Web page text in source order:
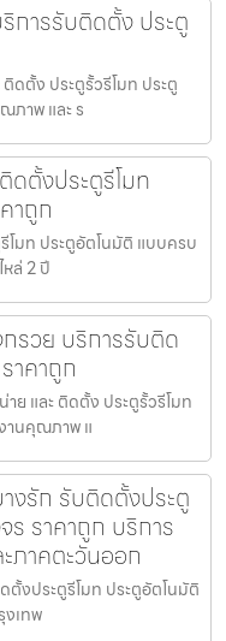
การรับติดตั้ง ประตู
ดตั้ง ประตูรั้วรีโมท ประตู
ภาพ และ ร
ตั้งประตูรีโมท
าถูก
มท ประตูอัตโนมัติ แบบครบ
ล่ 2 ปี
รวย บริการรับติด
าคาถูก
ย และ ติดตั้ง ประตูรั้วรีโมท
านคุณภาพ แ
งรัก รับติดตั้งประตู
ร ราคาถูก บริการ
ภาคตะวันออก
งประตูรีโมท ประตูอัตโนมัติ
เทพ